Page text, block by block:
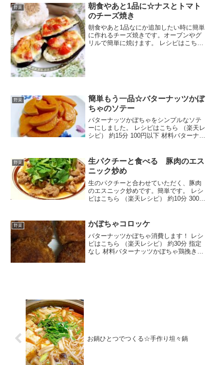
レビュー
野菜
朝食やあと1品に☆ナスとトマト
のチーズ焼き
朝食やあと1品なにか追加したい時に簡単
に作れるチーズ焼きです。オーブンやグ
リルで簡単に焼けます。 レシピはこちら
野菜
簡単もう一品☆バターナッツかぼ
ちゃのソテー
バターナッツかぼちゃをシンプルなソテ
ーにしました。 レシピはこちら （楽天レ
シピ） 約15分 100円以下 材料バターナッ
野菜
生パクチーと食べる 豚肉のエス
ニック炒め
生のパクチーと合わせていただく、豚肉
のエスニック炒めです。簡単です。 レシ
ピはこちら （楽天レシピ） 約10分 300円
りおろしにんにくサラダ油みんなのレビ
ュー
野菜 かぼちゃコロッケ
バターナッツかぼちゃ消費します！ レシ
ピはこちら （楽天レシピ） 約30分 指定
なし 材料バターナッツかぼちゃ鶏挽き肉
お鍋ひとつでつくる☆手作り坦々鍋